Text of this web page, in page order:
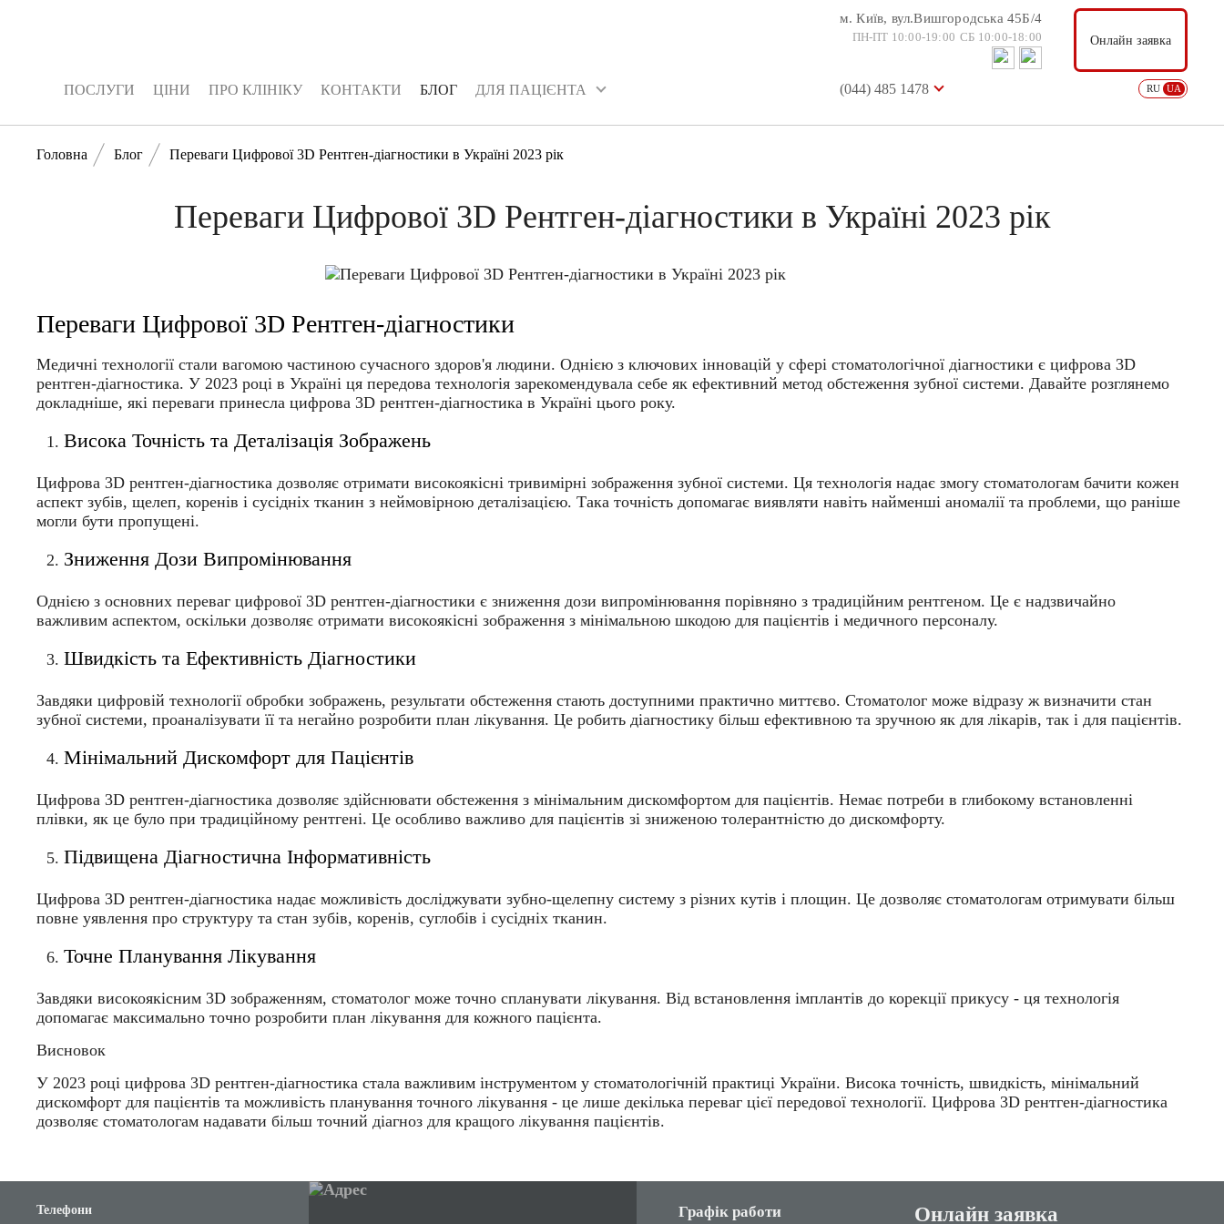
ПОСЛУГИ ЦІНИ ПРО КЛІНІКУ КОНТАКТИ БЛОГ ДЛЯ ПАЦІЄНТА
м. Київ, вул.Вишгородська 45Б/4
ПН-ПТ 10:00-19:00 СБ 10:00-18:00 Онлайн заявка
(044) 485 1478 RU UA
м. Київ, вул.Вишгородська 45Б/4
ПН-ПТ 10:00-19:00 СБ 10:00-18:00
USD: 36.57 EUR: 38.88
Головна Блог Переваги Цифрової 3D Рентген-діагностики в Україні 2023 рік
Переваги Цифрової 3D Рентген-діагностики в Україні 2023 рік
Переваги Цифрової 3D Рентген-діагностики
Медичні технології стали вагомою частиною сучасного здоров'я людини. Однією з ключових інновацій у сфері стоматологічної діагностики є цифрова 3D
рентген-діагностика. У 2023 році в Україні ця передова технологія зарекомендувала себе як ефективний метод обстеження зубної системи. Давайте розглянемо
докладніше, які переваги принесла цифрова 3D рентген-діагностика в Україні цього року.
Висока Точність та Деталізація Зображень
Цифрова 3D рентген-діагностика дозволяє отримати високоякісні тривимірні зображення зубної системи. Ця технологія надає змогу стоматологам бачити кожен
аспект зубів, щелеп, коренів і сусідніх тканин з неймовірною деталізацією. Така точність допомагає виявляти навіть найменші аномалії та проблеми, що раніше
могли бути пропущені.
Зниження Дози Випромінювання
Однією з основних переваг цифрової 3D рентген-діагностики є зниження дози випромінювання порівняно з традиційним рентгеном. Це є надзвичайно
важливим аспектом, оскільки дозволяє отримати високоякісні зображення з мінімальною шкодою для пацієнтів і медичного персоналу.
Швидкість та Ефективність Діагностики
Завдяки цифровій технології обробки зображень, результати обстеження стають доступними практично миттєво. Стоматолог може відразу ж визначити стан
зубної системи, проаналізувати її та негайно розробити план лікування. Це робить діагностику більш ефективною та зручною як для лікарів, так і для пацієнтів.
Мінімальний Дискомфорт для Пацієнтів
Цифрова 3D рентген-діагностика дозволяє здійснювати обстеження з мінімальним дискомфортом для пацієнтів. Немає потреби в глибокому встановленні
плівки, як це було при традиційному рентгені. Це особливо важливо для пацієнтів зі зниженою толерантністю до дискомфорту.
Підвищена Діагностична Інформативність
Цифрова 3D рентген-діагностика надає можливість досліджувати зубно-щелепну систему з різних кутів і площин. Це дозволяє стоматологам отримувати більш
повне уявлення про структуру та стан зубів, коренів, суглобів і сусідніх тканин.
Точне Планування Лікування
Завдяки високоякісним 3D зображенням, стоматолог може точно спланувати лікування. Від встановлення імплантів до корекції прикусу - ця технологія
допомагає максимально точно розробити план лікування для кожного пацієнта.
Висновок
У 2023 році цифрова 3D рентген-діагностика стала важливим інструментом у стоматологічній практиці України. Висока точність, швидкість, мінімальний
дискомфорт для пацієнтів та можливість планування точного лікування - це лише декілька переваг цієї передової технології. Цифрова 3D рентген-діагностика
дозволяє стоматологам надавати більш точний діагноз для кращого лікування пацієнтів.
Телефони Графік работи Онлайн заявка